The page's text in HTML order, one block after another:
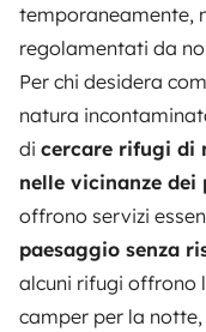
temporaneamente,
regolamentati da
Per chi desidera
natura
di cercare rifugi di
nelle vicinanze dei
offrono servizi
paesaggio senza
alcuni rifugi offrono
camper per la notte,